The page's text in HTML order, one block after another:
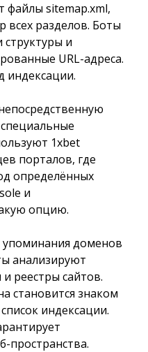
файлы sitemap.xml,
всех разделов. Боты
и
URL-адреса.
индексации.
1xbet
порталов, где
определённых
и
опцию.
доменов
анализируют
реестры сайтов.
становится знаком
индексации.
пространства.